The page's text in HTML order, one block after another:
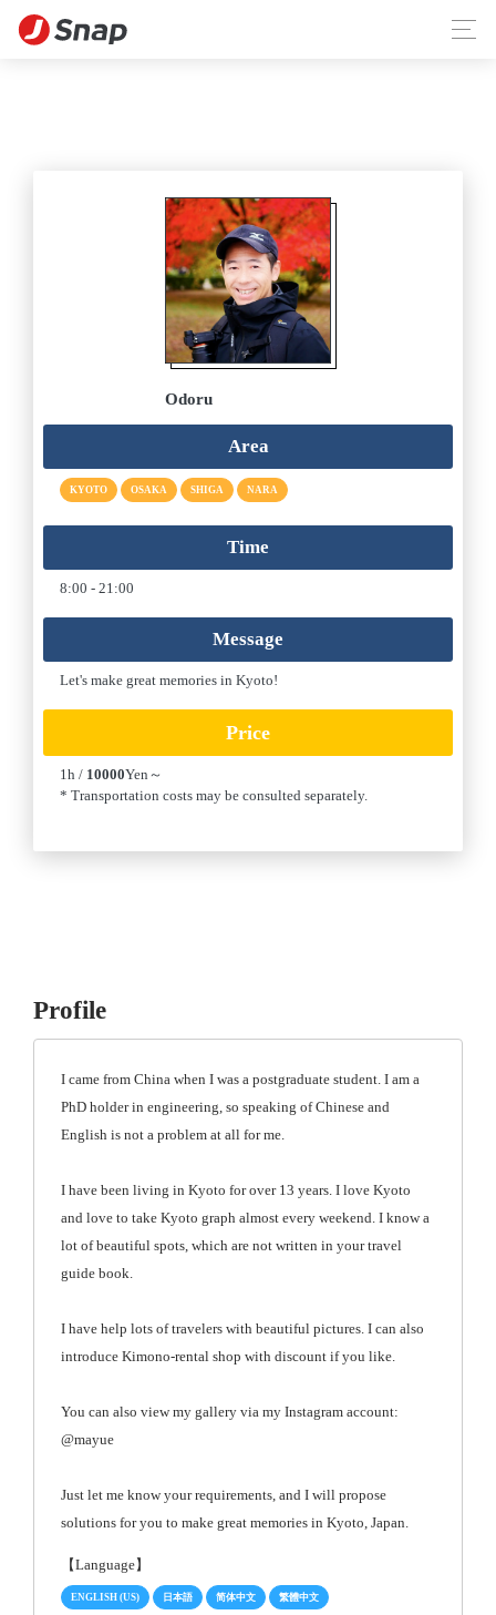
Odoru
Area
KYOTO OSAKA SHIGA NARA
Time
8:00 - 21:00
Message
Let's make great memories in Kyoto!
Price
1h / 10000Yen～
* Transportation costs may be consulted separately.
Profile
I came from China when I was a postgraduate student. I am a
PhD holder in engineering, so speaking of Chinese and
English is not a problem at all for me.
I have been living in Kyoto for over 13 years. I love Kyoto
and love to take Kyoto graph almost every weekend. I know a
lot of beautiful spots, which are not written in your travel
guide book.
I have help lots of travelers with beautiful pictures. I can also
introduce Kimono-rental shop with discount if you like.
You can also view my gallery via my Instagram account:
@mayue
Just let me know your requirements, and I will propose
solutions for you to make great memories in Kyoto, Japan.
【Language】
ENGLISH (US) 日本語 简体中文 繁體中文